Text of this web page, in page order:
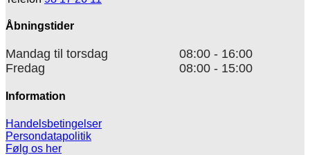
Åbningstider
Mandag til torsdag
08:00 - 16:00
Fredag
08:00 - 15:00
Information
Handelsbetingelser
Persondatapolitik
Følg os her